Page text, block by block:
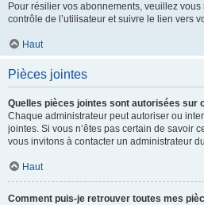
Pour résilier vos abonnements, veuillez
contrôle de l’utilisateur et suivre le lien vers
Haut
Pièces jointes
Quelles pièces jointes sont autorisées sur
Chaque administrateur peut autoriser ou
jointes. Si vous n’êtes pas certain de savoir
vous invitons à contacter un administrateur
Haut
Comment puis-je retrouver toutes mes